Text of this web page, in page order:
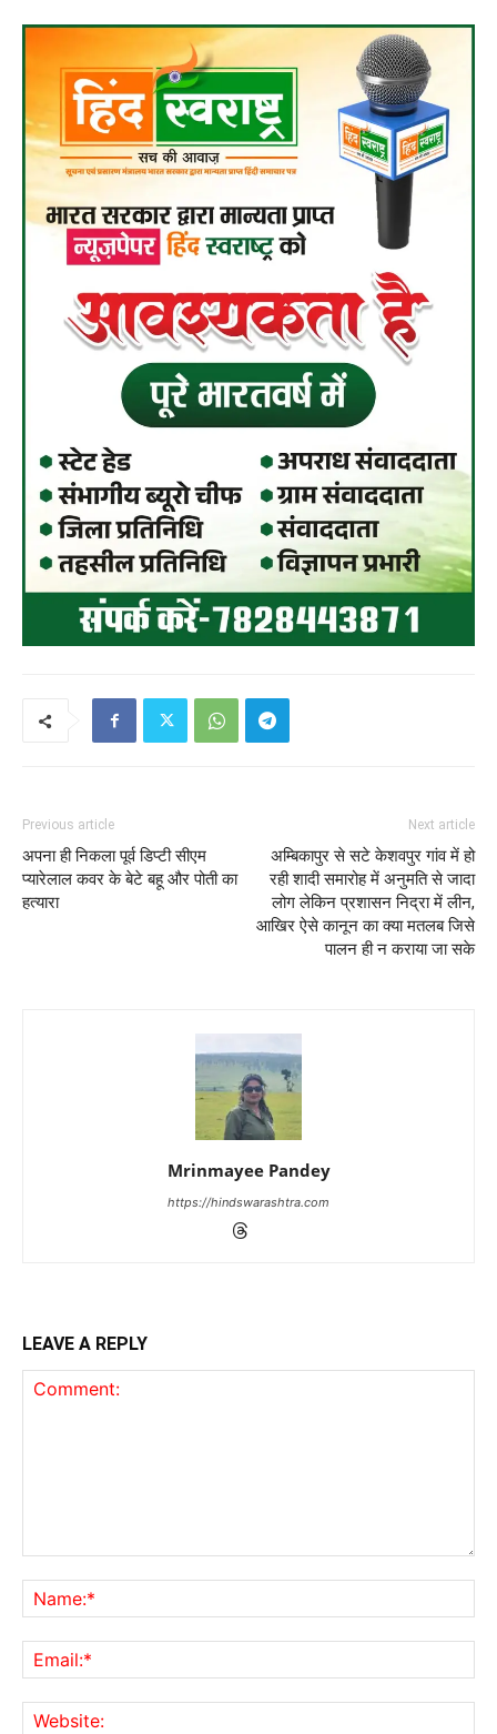
Previous article
अपना ही निकला पूर्व डिप्टी सीएम
प्यारेलाल कवर के बेटे बहू और पोती का
हत्यारा
Next article
अम्बिकापुर से सटे केशवपुर गांव में हो
रही शादी समारोह में अनुमति से जादा
लोग लेकिन प्रशासन निद्रा में लीन,
आखिर ऐसे कानून का क्या मतलब जिसे
पालन ही न कराया जा सके
Mrinmayee Pandey
https://hindswarashtra.com
LEAVE A REPLY